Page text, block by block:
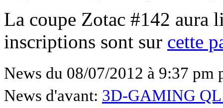
La coupe Zotac #142 aura
inscriptions sont sur cette
News du 08/07/2012 à 9:37 pm
News d'avant: 3D-GAMING QL